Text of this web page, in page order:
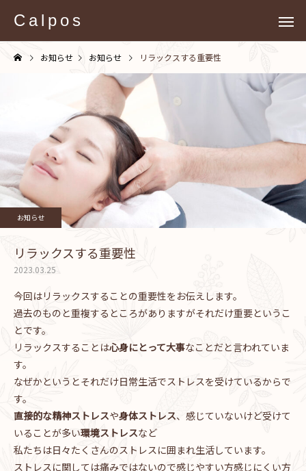
Calpos
お知らせ お知らせ リラックスする重要性
お知らせ
リラックスする重要性
2023.03.25
今回はリラックスすることの重要性をお伝えします。
過去のものと重複するところがありますがそれだけ重要というこ
とです。
リラックスすることは心身にとって大事なことだと言われていま
す。
なぜかというとそれだけ日常生活でストレスを受けているからで
す。
直接的な精神ストレスや身体ストレス、感じていないけど受けて
いることが多い環境ストレスなど
私たちは日々たくさんのストレスに囲まれ生活しています。
ストレスに関しては痛みではないので感じやすい方感じにくい方